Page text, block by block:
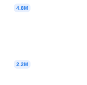
4.8M
2.2M